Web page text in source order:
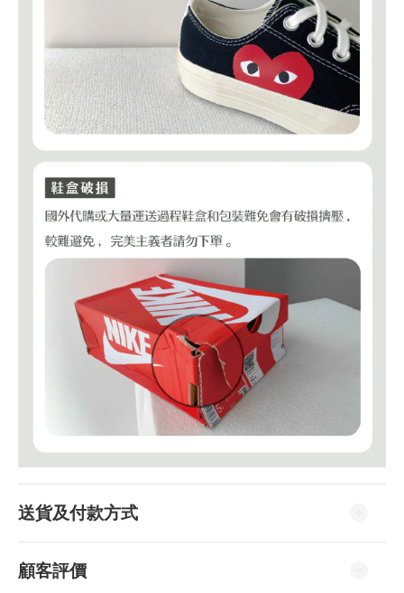
送貨及付款方式
顧客評價